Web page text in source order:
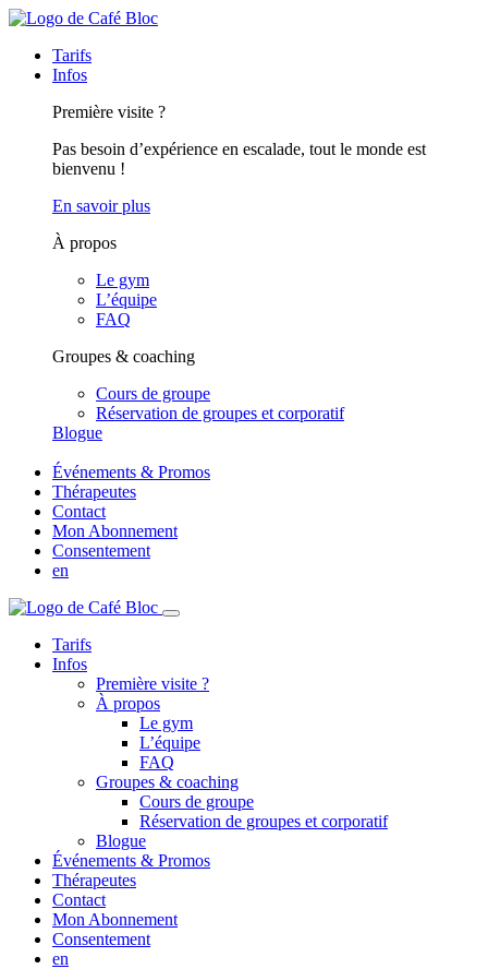
Tarifs
Infos
Première visite ?
Pas besoin d’expérience en escalade, tout le monde est
bienvenu !
En savoir plus
À propos
Le gym
L’équipe
FAQ
Groupes & coaching
Cours de groupe
Réservation de groupes et corporatif
Blogue
Événements & Promos
Thérapeutes
Contact
Mon Abonnement
Consentement
en
Tarifs
Infos
Première visite ?
À propos
Le gym
L’équipe
FAQ
Groupes & coaching
Cours de groupe
Réservation de groupes et corporatif
Blogue
Événements & Promos
Thérapeutes
Contact
Mon Abonnement
Consentement
en